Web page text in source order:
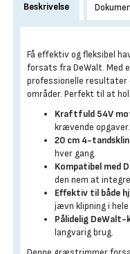
Beskrivelse
Få effektiv og fleksibel
forsats fra DeWalt. Med
professionelle resultater
områder. Perfekt til at
Kraftfuld 54V
krævende opgaver.
20 cm 4-
hver gang.
Kompatibel med
den nem at
Effektiv til både
jævn klipning i hele
Pålidelig
langvarig brug.